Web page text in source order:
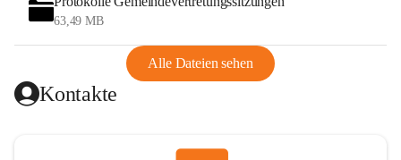
63,49 MB
Alle Dateien sehen
Kontakte